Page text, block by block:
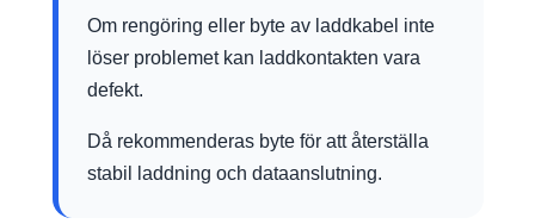
Om rengöring eller byte av laddkabel inte
löser problemet kan laddkontakten vara
defekt.
Då rekommenderas byte för att återställa
stabil laddning och dataanslutning.